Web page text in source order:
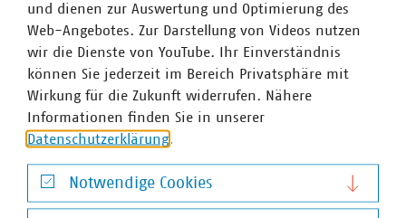
und dienen zur Auswertung und Optimierung des
Web-Angebotes. Zur Darstellung von Videos nutzen
wir die Dienste von YouTube. Ihr Einverständnis
können Sie jederzeit im Bereich Privatsphäre mit
Wirkung für die Zukunft widerrufen. Nähere
Informationen finden Sie in unserer
Datenschutzerklärung
Notwendige Cookies
Notwendige Cookies